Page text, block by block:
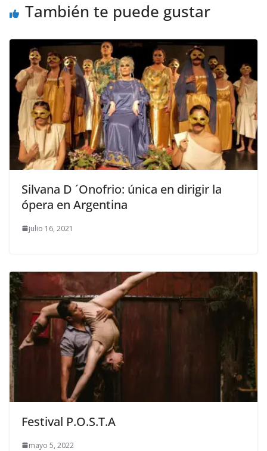
También te puede gustar
Silvana D ´Onofrio: única en dirigir la
ópera en Argentina
julio 16, 2021
Festival P.O.S.T.A
mayo 5, 2022